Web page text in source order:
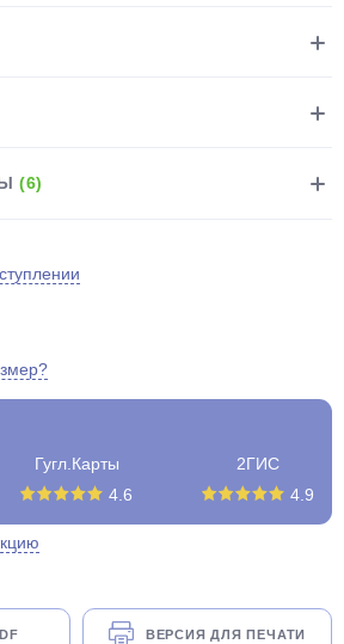
(6)
Гугл.Карты
4.6
2ГИС
4.9
ВЕРСИЯ ДЛЯ ПЕЧАТИ